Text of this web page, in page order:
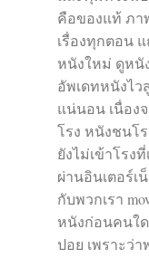
คือของแท้ ภา
เรื่องทุกตอน
หนังใหม่ ดูหนั
อัพเดทหนังไว
แน่นอน เนื่อง
โรง หนังชนโ
ยังไม่เข้าโรง
ผ่านอินเตอร์เ
กับพวกเรา
หนังก่อนคนใ
ปอย เพราะว่